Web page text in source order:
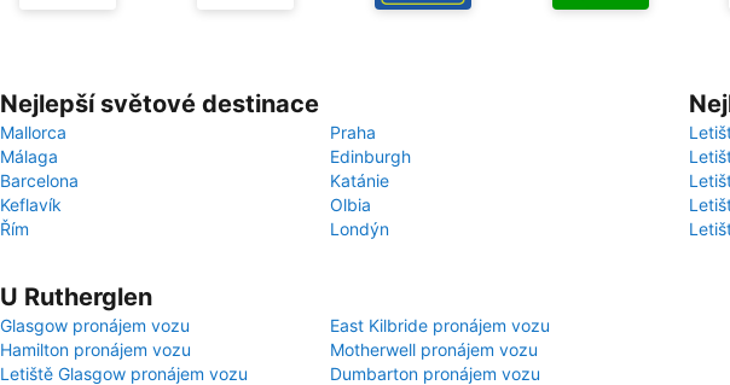
Nejlepší světové destinace
Mallorca
Praha
Málaga
Edinburgh
Barcelona
Katánie
Keflavík
Olbia
Řím
Londýn
U Rutherglen
Glasgow pronájem vozu
East Kilbride pronájem vozu
Hamilton pronájem vozu
Motherwell pronájem vozu
Letiště Glasgow pronájem vozu
Dumbarton pronájem vozu